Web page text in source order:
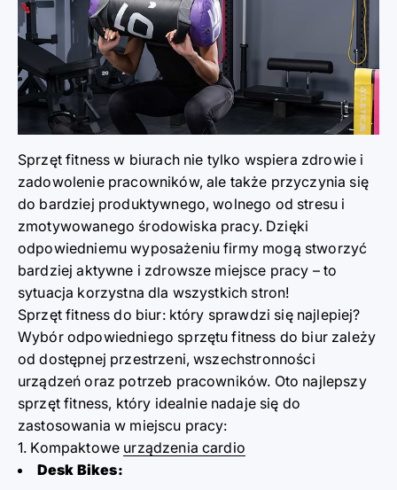
Sprzęt fitness w biurach nie tylko wspiera zdrowie i
zadowolenie pracowników, ale także przyczynia się
do bardziej produktywnego, wolnego od stresu i
zmotywowanego środowiska pracy. Dzięki
odpowiedniemu wyposażeniu firmy mogą stworzyć
bardziej aktywne i zdrowsze miejsce pracy – to
sytuacja korzystna dla wszystkich stron!
Sprzęt fitness do biur: który sprawdzi się najlepiej?
Wybór odpowiedniego sprzętu fitness do biur zależy
od dostępnej przestrzeni, wszechstronności
urządzeń oraz potrzeb pracowników. Oto najlepszy
sprzęt fitness, który idealnie nadaje się do
zastosowania w miejscu pracy:
1. Kompaktowe urządzenia cardio
Desk Bikes: